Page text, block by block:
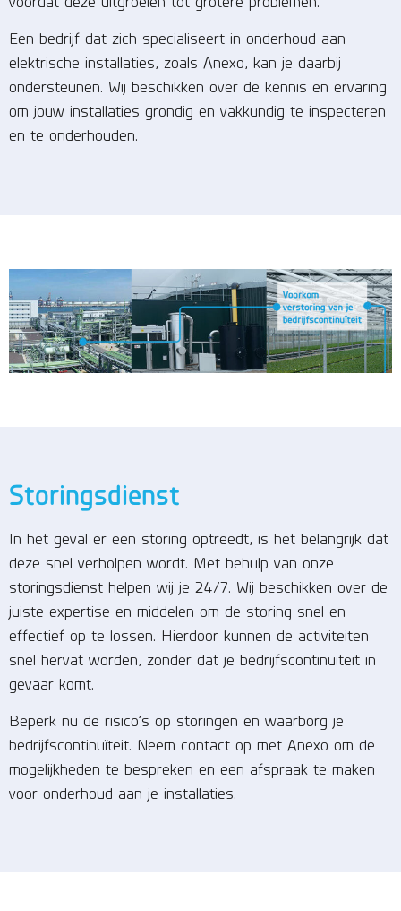
Een bedrijf dat zich specialiseert in onderhoud aan
elektrische installaties, zoals Anexo, kan je daarbij
ondersteunen. Wij beschikken over de kennis en ervaring
om jouw installaties grondig en vakkundig te inspecteren
en te onderhouden.
Storingsdienst
In het geval er een storing optreedt, is het belangrijk dat
deze snel verholpen wordt. Met behulp van onze
storingsdienst helpen wij je 24/7. Wij beschikken over de
juiste expertise en middelen om de storing snel en
effectief op te lossen. Hierdoor kunnen de activiteiten
snel hervat worden, zonder dat je bedrijfscontinuïteit in
gevaar komt.
Beperk nu de risico’s op storingen en waarborg je
bedrijfscontinuïteit. Neem contact op met Anexo om de
mogelijkheden te bespreken en een afspraak te maken
voor onderhoud aan je installaties.